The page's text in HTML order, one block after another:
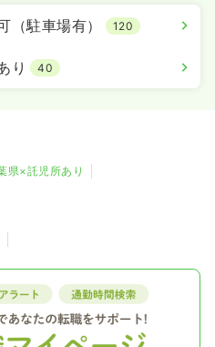
（駐車場有） 120
り 40
県×託児所あり